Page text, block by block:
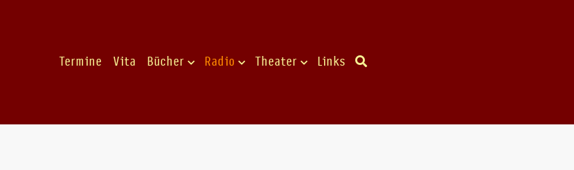
Termine Vita Bücher Radio Theater Links